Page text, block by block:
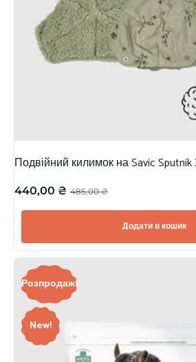
Подвійний килимок на Savic Sputnik
485,00₴
440,00 ₴
Додати в кошик
New!
Розпродаж!